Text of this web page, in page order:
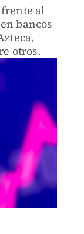
frente al
bancos
otros.